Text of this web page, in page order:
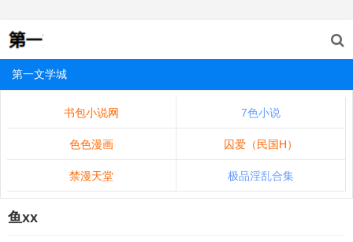
第一文学城
书包小说网 7色小说
色色漫画 囚爱（民国H）
禁漫天堂 极品淫乱合集
鱼xx